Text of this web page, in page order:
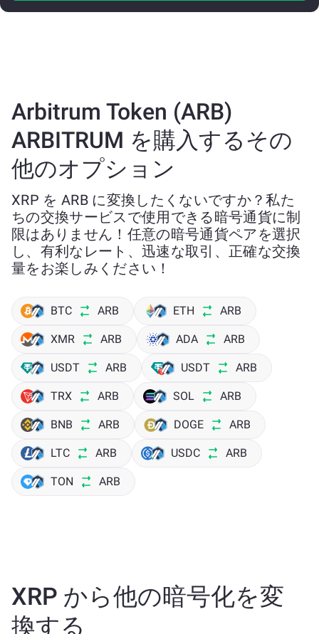
Arbitrum Token (ARB)
ARBITRUM を購入するその
他のオプション
XRP を ARB に変換したくないですか？私た
ちの交換サービスで使用できる暗号通貨に制
限はありません！任意の暗号通貨ペアを選択
し、有利なレート、迅速な取引、正確な交換
量をお楽しみください！
BTC ARB ETH ARB
XMR ARB ADA ARB
USDT ARB USDT ARB
TRX ARB SOL ARB
BNB ARB DOGE ARB
LTC ARB USDC ARB
TON ARB
XRP から他の暗号化を変
換する